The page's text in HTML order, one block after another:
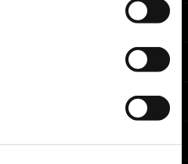
可獲得獎勵
挑戰大師